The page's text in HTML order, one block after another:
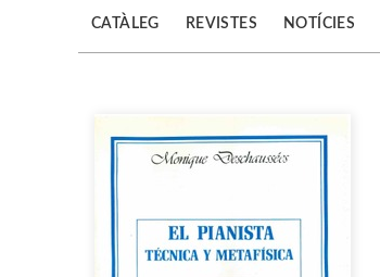
CATÀLEG REVISTES NOTÍCIES